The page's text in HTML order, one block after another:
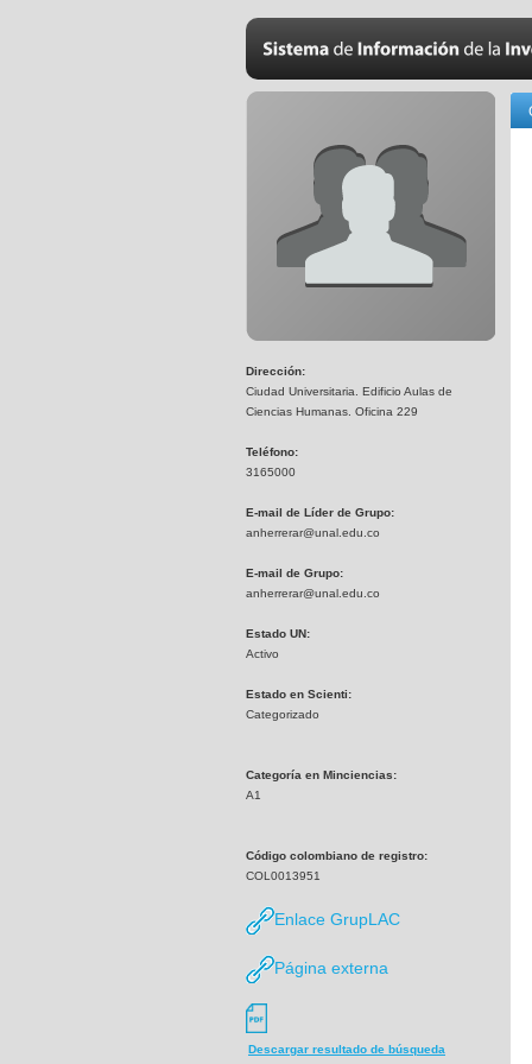
Dirección:
Ciudad Universitaria. Edificio Aulas de
Ciencias Humanas. Oficina 229
Teléfono:
3165000
E-mail de Líder de Grupo:
anherrerar@unal.edu.co
E-mail de Grupo:
anherrerar@unal.edu.co
Estado UN:
Activo
Estado en Scienti:
Categorizado
Categoría en Minciencias:
A1
Código colombiano de registro:
COL0013951
Enlace GrupLAC
Página externa
Descargar resultado de búsqueda